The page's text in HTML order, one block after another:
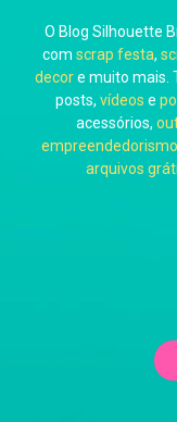
O Blog Silhouette
com scrap festa,
decore muito mais.
posts, vídeos e
acessórios,
arquivos